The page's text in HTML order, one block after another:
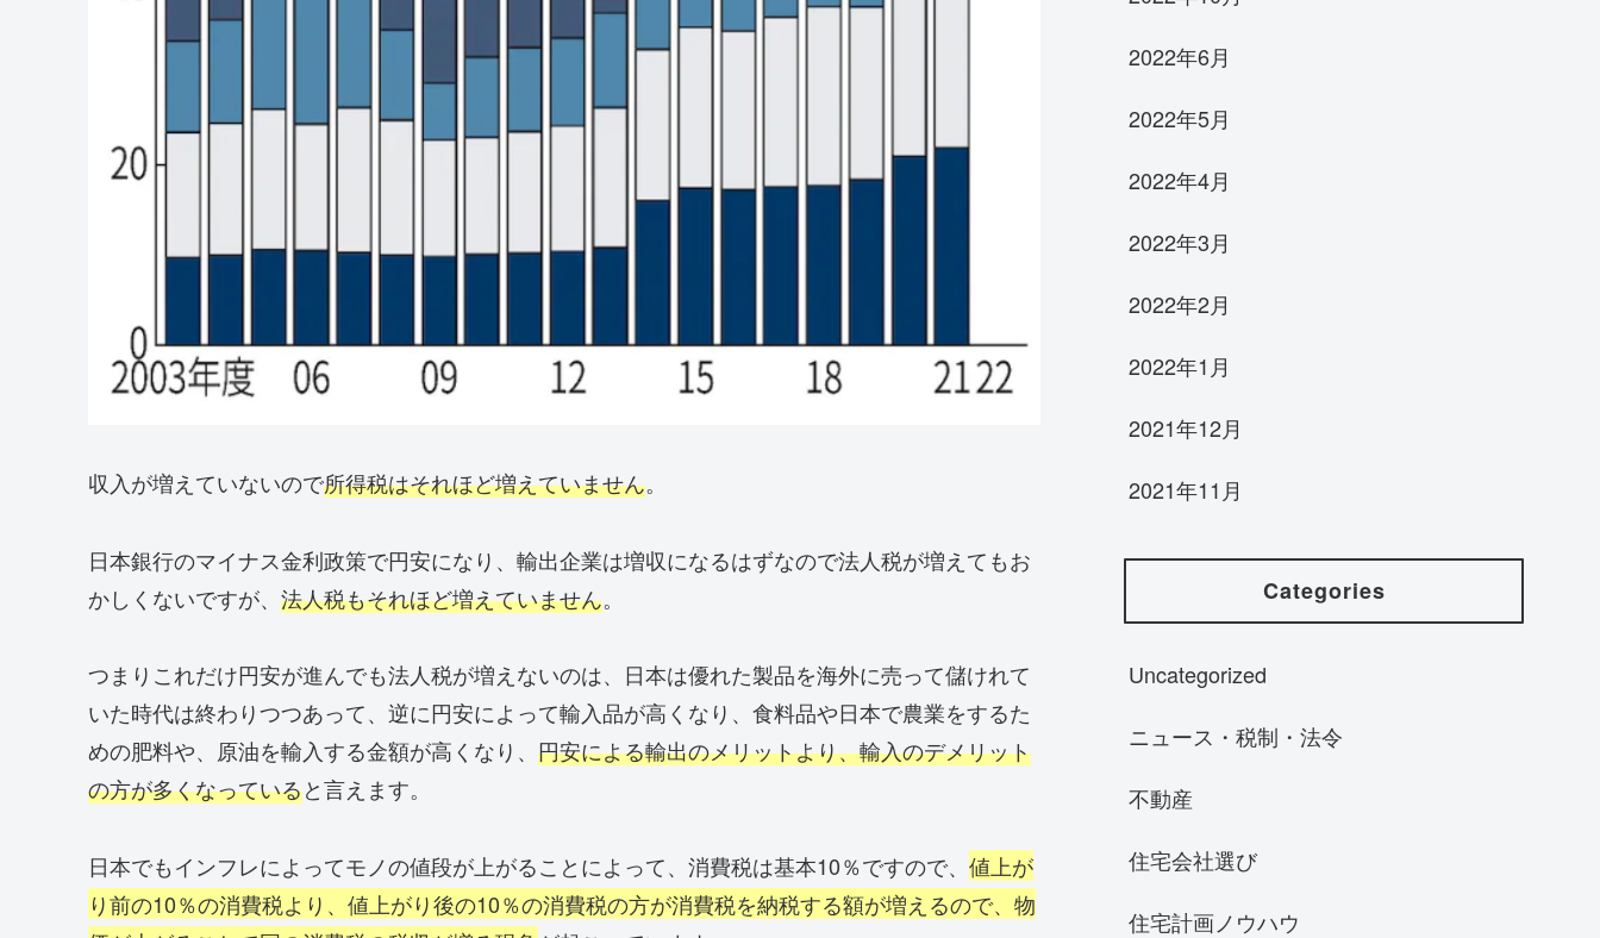
収入が増えていないので所得税はそれほど増えていません。
日本銀行のマイナス金利政策で円安になり、輸出企業は増収になるはずなので法人税が増えてもお
かしくないですが、 法人税もそれほど増えていません。
つまりこれだけ円安が進んでも法人税が増えないのは、日本は優れた製品を海外に売って儲けれて
いた時代は終わりつつあって、逆に円安によって輸入品が高くなり、食料品や日本で農業をするた
めの肥料や、原油を輸入する金額が高くなり、 円安による輸出のメリットより、輸入のデメリット
の方が多くなっていると言えます。
日本でもインフレによってモノの値段が上がることによって、消費税は基本10％ですので、 値上が
り前の10％の消費税より、値上がり後の10％の消費税の方が消費税を納税する額が増えるので、物
2022年6月
2022年5月
2022年4月
2022年3月
2022年2月
2022年1月
2021年12月
2021年11月
Categories
Uncategorized
ニュース・税制・法令
不動産
住宅会社選び
住宅計画ノウハウ